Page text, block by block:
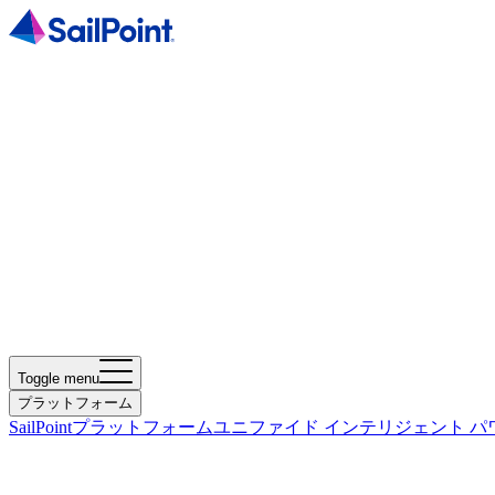
Toggle menu
プラットフォーム
SailPointプラットフォームユニファイド インテリジェント パ